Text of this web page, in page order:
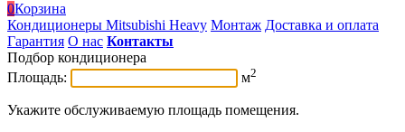
0Корзина
Кондиционеры Mitsubishi Heavy Монтаж Доставка и оплата
Гарантия О нас Контакты
Подбор кондиционера
Площадь:
м2
Укажите обслуживаемую площадь помещения.